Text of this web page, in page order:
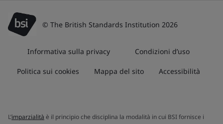
© The British Standards Institution 2026
Informativa sulla privacy Condizioni d’uso
Politica sui cookies Mappa del sito Accessibilità
L’imparzialità è il principio che disciplina la modalità in cui BSI fornisce i